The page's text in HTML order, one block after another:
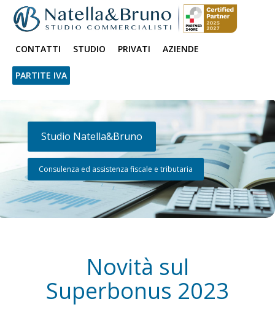
CONTATTI STUDIO PRIVATI AZIENDE
PARTITE IVA
Studio Natella&Bruno
Consulenza ed assistenza fiscale e tributaria
Novità sul
Superbonus 2023